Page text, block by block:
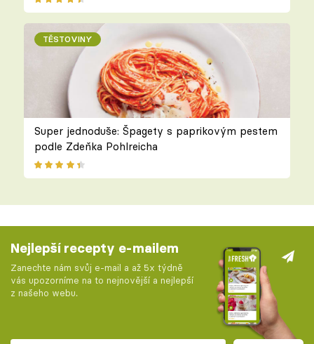
TĚSTOVINY
Super jednoduše: Špagety s paprikovým pestem
podle Zdeňka Pohlreicha
Nejlepší recepty e-mailem
Zanechte nám svůj e-mail a až 5x týdně
vás upozorníme na to nejnovější a nejlepší
z našeho webu.